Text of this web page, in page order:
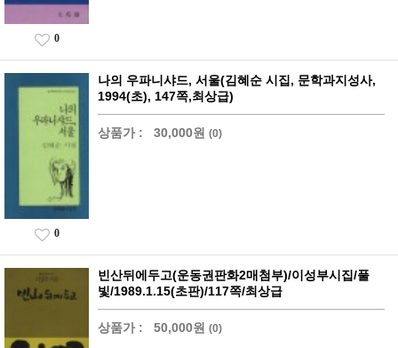
0
나의 우파니샤드, 서울(김혜순 시집, 문학과지성사,
1994(초), 147쪽,최상급)
상품가 : 30,000원 (0)
0
빈산뒤에두고(운동권판화2매첨부)/이성부시집/풀
빛/1989.1.15(초판)/117쪽/최상급
상품가 : 50,000원 (0)